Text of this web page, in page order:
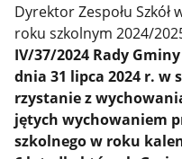
Dyrektor Zespołu
roku szkolnym 2024/
IV/37/2024 Rady
dnia 31 lipca 2024 r. w
rzystanie z
jętych wychowaniem
szkolnego w roku